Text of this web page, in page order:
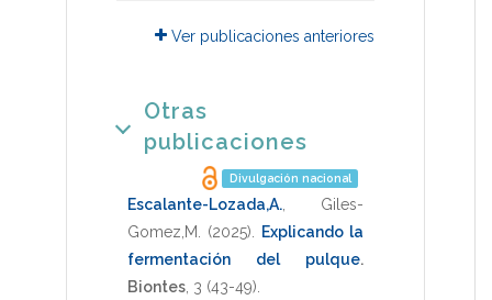
Ver publicaciones anteriores
Otras
publicaciones
Divulgación nacional
Escalante-Lozada,A.
Giles-
Gomez,M.
(2025)
Explicando la
fermentación del pulque.
Biontes 3 (43-49).